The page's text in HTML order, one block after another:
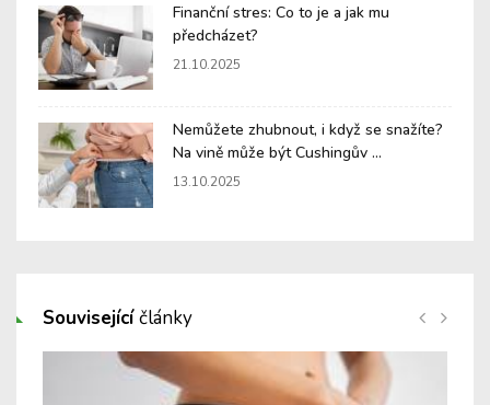
Finanční stres: Co to je a jak mu
předcházet?
21.10.2025
Nemůžete zhubnout, i když se snažíte?
Na vině může být Cushingův ...
13.10.2025
Souvisejícíčlánky